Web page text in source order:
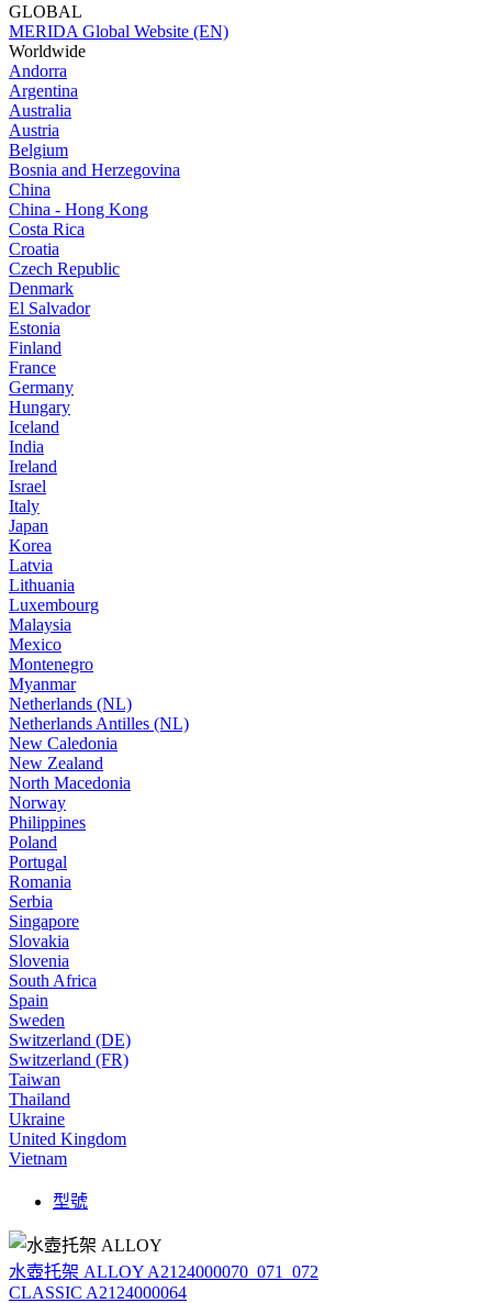
GLOBAL
MERIDA Global Website (EN)
Worldwide
Andorra
Argentina
Australia
Austria
Belgium
Bosnia and Herzegovina
China
China - Hong Kong
Costa Rica
Croatia
Czech Republic
Denmark
El Salvador
Estonia
Finland
France
Germany
Hungary
Iceland
India
Ireland
Israel
Italy
Japan
Korea
Latvia
Lithuania
Luxembourg
Malaysia
Mexico
Montenegro
Myanmar
Netherlands (NL)
Netherlands Antilles (NL)
New Caledonia
New Zealand
North Macedonia
Norway
Philippines
Poland
Portugal
Romania
Serbia
Singapore
Slovakia
Slovenia
South Africa
Spain
Sweden
Switzerland (DE)
Switzerland (FR)
Taiwan
Thailand
Ukraine
United Kingdom
Vietnam
型號
水壺托架 ALLOY A2124000070_071_072
CLASSIC A2124000064